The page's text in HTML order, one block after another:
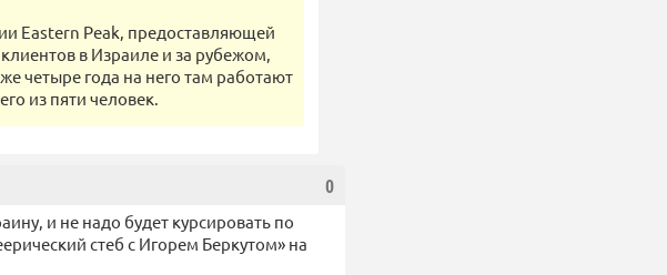
Eastern Peak, предоставляющей
в Израиле и за рубежом,
четыре года на него там работают
из пяти человек.
0
и не надо будет курсировать по
стеб с Игорем Беркутом» на